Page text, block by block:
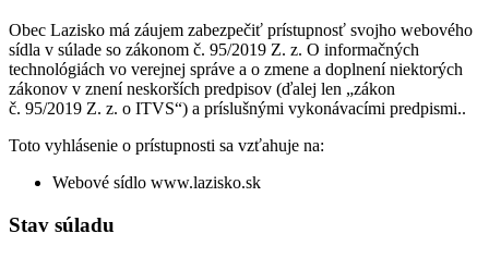
Obec Lazisko má záujem zabezpečiť prístupnosť svojho webového
sídla v súlade so zákonom č. 95/2019 Z. z. O informačných
technológiách vo verejnej správe a o zmene a doplnení niektorých
zákonov v znení neskorších predpisov (ďalej len „zákon
č. 95/2019 Z. z. o ITVS“) a príslušnými vykonávacími predpismi..
Toto vyhlásenie o prístupnosti sa vzťahuje na:
Webové sídlo www.lazisko.sk
Stav súladu